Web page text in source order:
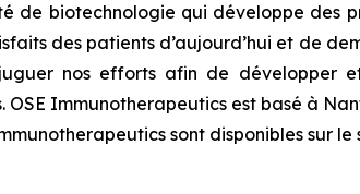
de biotechnologie qui développe des
des patients d’aujourd’hui et de
nos efforts afin de développer
Immunotherapeutics est basé à
sont disponibles sur